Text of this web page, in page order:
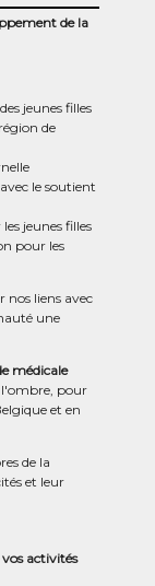
de la
des jeunes filles
de
le soutient
jeunes filles
pour les
nos liens avec
une
médicale
pour
et en
de la
et leur
activités